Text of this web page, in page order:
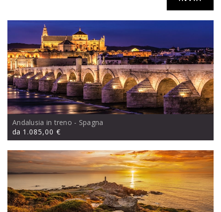
Andalusia in treno - Spagna
da 1.085,00 €